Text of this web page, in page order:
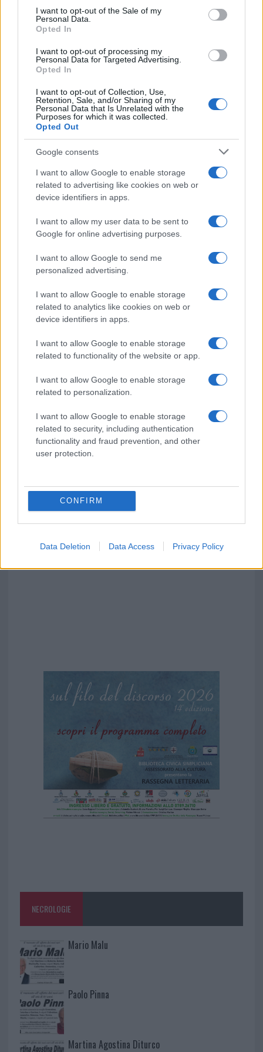
consent section.
I want to opt-out of the Sale of my
Personal Data.
Opted In
I want to opt-out of processing my
Personal Data for Targeted Advertising.
Opted In
I want to opt-out of Collection, Use,
Retention, Sale, and/or Sharing of my
Personal Data that Is Unrelated with the
Purposes for which it was collected.
Opted Out
Google consents
I want to allow Google to enable storage
related to advertising like cookies on web or
device identifiers in apps.
I want to allow my user data to be sent to
Google for online advertising purposes.
I want to allow Google to send me
personalized advertising.
I want to allow Google to enable storage
related to analytics like cookies on web or
device identifiers in apps.
I want to allow Google to enable storage
related to functionality of the website or app.
I want to allow Google to enable storage
related to personalization.
I want to allow Google to enable storage
related to security, including authentication
functionality and fraud prevention, and other
user protection.
CONFIRM
Data Deletion Data Access Privacy Policy
conducente
Turiste si perdono a Tavolara: salvate dai vigili
del fuoco
Meteo Olbia 6 agosto, migliora il tempo in
Gallura
Incidente Olbia, poliziotto in vacanza salva 6
Red Valley Festival, musica no-stop a Olbia fino
NECROLOGIE
Mario Malu
Paolo Pinna
Martina Agostina Diturco